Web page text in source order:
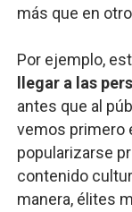
más que en
Por ejemplo,
llegar a las
antes que al
vemos primero
popularizarse
contenido
manera, élites